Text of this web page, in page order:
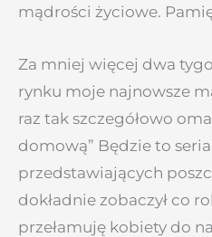
mądrości życiowe.
Za mniej więcej dwa
rynku moje najnowsze
raz tak szczegółowo
domową” Będzie to
przedstawiających
dokładnie zobaczył co
przełamuję kobiety do